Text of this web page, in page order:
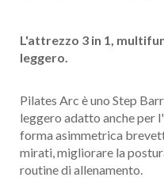
L'attrezzo 3 in 1,
leggero.
Pilates Arc è uno Step
leggero adatto anche per
forma asimmetrica
mirati, migliorare la
routine di allenamento.